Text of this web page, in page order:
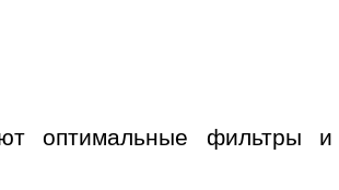
оптимальные фильтры